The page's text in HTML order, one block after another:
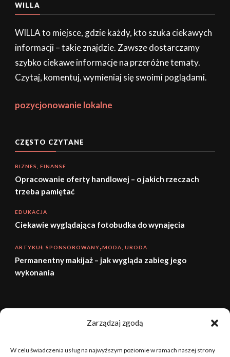
Zarządzaj zgodą
W celu świadczenia usług na najwyższym poziomie w ramach naszej strony
WILLA
WILLA to miejsce, gdzie każdy, kto szuka ciekawych
informacji – takie znajdzie. Zawsze dostarczamy
szybko ciekawe informacje na przeróżne tematy.
Czytaj, komentuj, wymieniaj się swoimi poglądami.
pozycjonowanie lokalne
CZĘSTO CZYTANE
BIZNES, FINANSE
Opracowanie oferty handlowej – o jakich rzeczach
trzeba pamiętać
EDUKACJA
Ciekawie wyglądająca fotobudka do wynajęcia
ARTYKUŁ SPONSOROWANY MODA, URODA
Permanentny makijaż – jak wygląda zabieg jego
wykonania
sierpień 2026